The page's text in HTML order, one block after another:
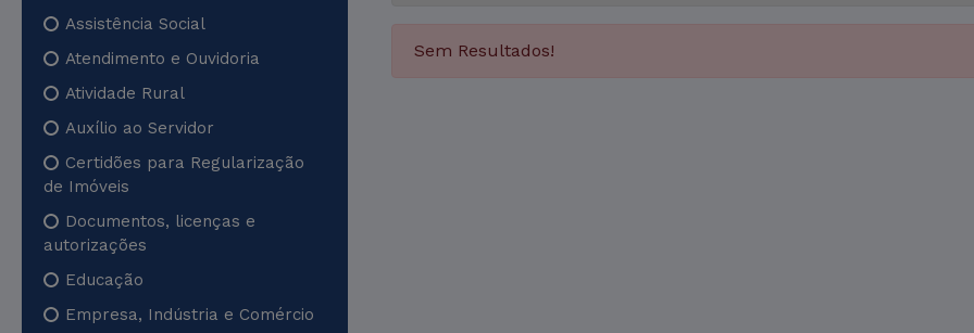
Assistência Social
Atendimento e Ouvidoria
Atividade Rural
Auxílio ao Servidor
Certidões para Regularização
de Imóveis
Documentos, licenças e
autorizações
Educação
Empresa, Indústria e Comércio
Sem Resultados!